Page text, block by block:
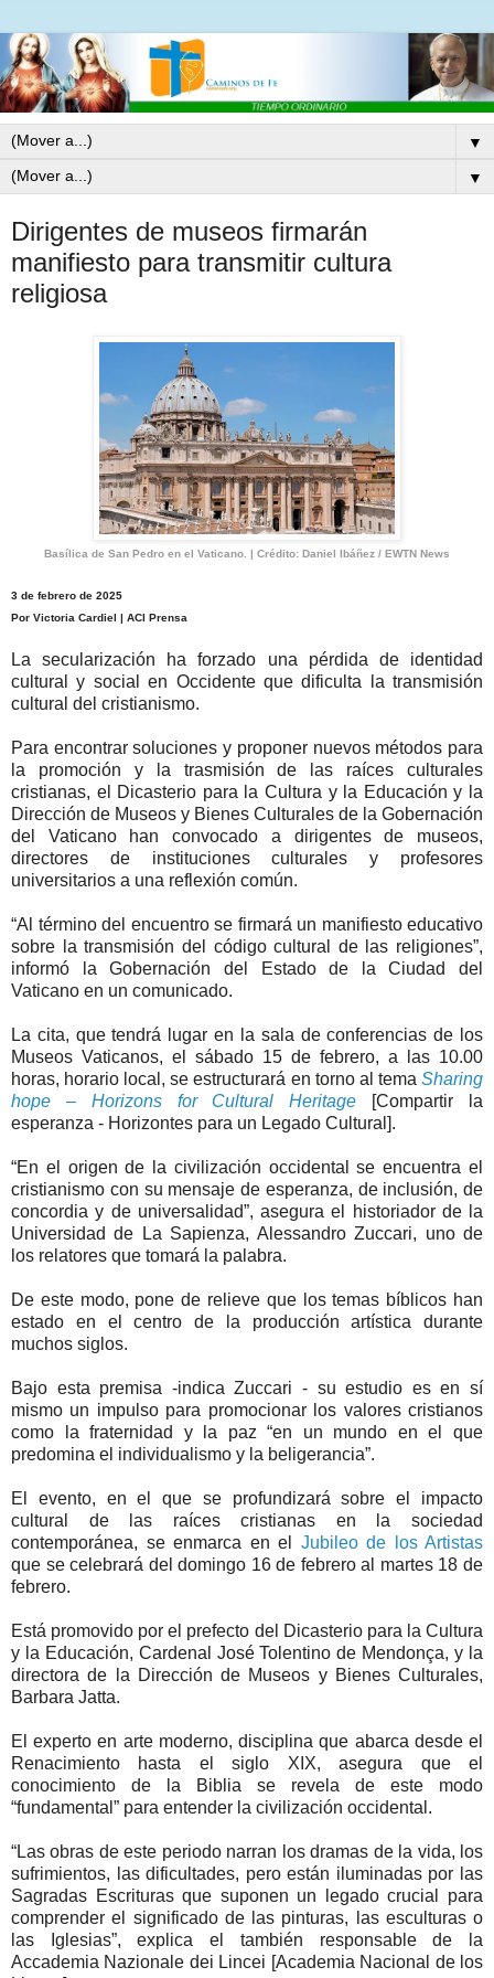
▼
▼
Dirigentes de museos firmarán
manifiesto para transmitir cultura
religiosa
Basílica de San Pedro en el Vaticano. | Crédito: Daniel Ibáñez / EWTN News
3 de febrero de 2025
Por Victoria Cardiel | ACI Prensa
La secularización ha forzado una pérdida de identidad
cultural y social en Occidente que dificulta la transmisión
cultural del cristianismo.
Para encontrar soluciones y proponer nuevos métodos para
la promoción y la trasmisión de las raíces culturales
cristianas, el Dicasterio para la Cultura y la Educación y la
Dirección de Museos y Bienes Culturales de la Gobernación
del Vaticano han convocado a dirigentes de museos,
directores de instituciones culturales y profesores
universitarios a una reflexión común.
“Al término del encuentro se firmará un manifiesto educativo
sobre la transmisión del código cultural de las religiones”,
informó la Gobernación del Estado de la Ciudad del
Vaticano en un comunicado.
La cita, que tendrá lugar en la sala de conferencias de los
Museos Vaticanos, el sábado 15 de febrero, a las 10.00
horas, horario local, se estructurará en torno al tema Sharing
hope – Horizons for Cultural Heritage [Compartir la
esperanza - Horizontes para un Legado Cultural].
“En el origen de la civilización occidental se encuentra el
cristianismo con su mensaje de esperanza, de inclusión, de
concordia y de universalidad”, asegura el historiador de la
Universidad de La Sapienza, Alessandro Zuccari, uno de
los relatores que tomará la palabra.
De este modo, pone de relieve que los temas bíblicos han
estado en el centro de la producción artística durante
muchos siglos.
Bajo esta premisa -indica Zuccari - su estudio es en sí
mismo un impulso para promocionar los valores cristianos
como la fraternidad y la paz “en un mundo en el que
predomina el individualismo y la beligerancia”.
El evento, en el que se profundizará sobre el impacto
cultural de las raíces cristianas en la sociedad
contemporánea, se enmarca en el Jubileo de los Artistas
que se celebrará del domingo 16 de febrero al martes 18 de
febrero.
Está promovido por el prefecto del Dicasterio para la Cultura
y la Educación, Cardenal José Tolentino de Mendonça, y la
directora de la Dirección de Museos y Bienes Culturales,
Barbara Jatta.
El experto en arte moderno, disciplina que abarca desde el
Renacimiento hasta el siglo XIX, asegura que el
conocimiento de la Biblia se revela de este modo
“fundamental” para entender la civilización occidental.
“Las obras de este periodo narran los dramas de la vida, los
sufrimientos, las dificultades, pero están iluminadas por las
Sagradas Escrituras que suponen un legado crucial para
comprender el significado de las pinturas, las esculturas o
las Iglesias”, explica el también responsable de la
Accademia Nazionale dei Lincei [Academia Nacional de los